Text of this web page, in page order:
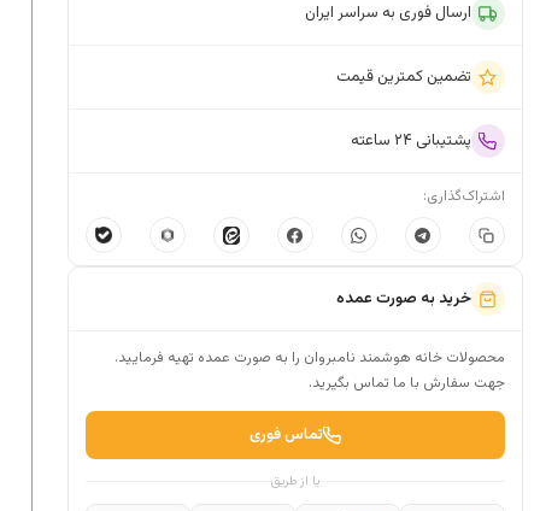
ارسال فوری به سراسر ایران
تضمین کمترین قیمت
پشتیبانی ۲۴ ساعته
اشتراک‌گذاری:
خرید به صورت عمده
محصولات خانه هوشمند نامبروان را به صورت عمده تهیه فرمایید.
جهت سفارش با ما تماس بگیرید.
تماس فوری
یا از طریق